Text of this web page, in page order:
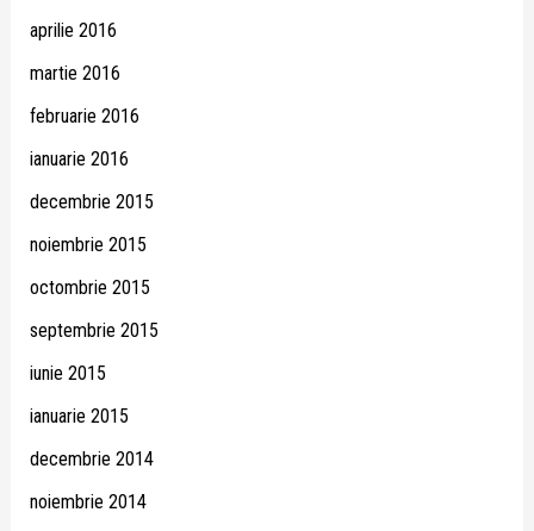
aprilie 2016
martie 2016
februarie 2016
ianuarie 2016
decembrie 2015
noiembrie 2015
octombrie 2015
septembrie 2015
iunie 2015
ianuarie 2015
decembrie 2014
noiembrie 2014